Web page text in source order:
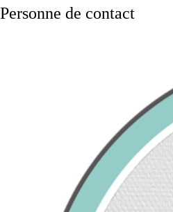
Personne de contact